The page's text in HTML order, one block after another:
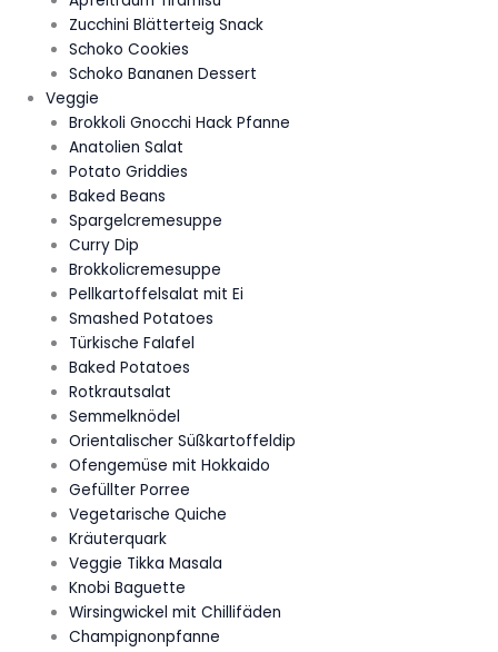
Zucchini Blätterteig Snack
Schoko Cookies
Schoko Bananen Dessert
Veggie
Brokkoli Gnocchi Hack Pfanne
Anatolien Salat
Potato Griddies
Baked Beans
Spargelcremesuppe
Curry Dip
Brokkolicremesuppe
Pellkartoffelsalat mit Ei
Smashed Potatoes
Türkische Falafel
Baked Potatoes
Rotkrautsalat
Semmelknödel
Orientalischer Süßkartoffeldip
Ofengemüse mit Hokkaido
Gefüllter Porree
Vegetarische Quiche
Kräuterquark
Veggie Tikka Masala
Knobi Baguette
Wirsingwickel mit Chillifäden
Champignonpfanne